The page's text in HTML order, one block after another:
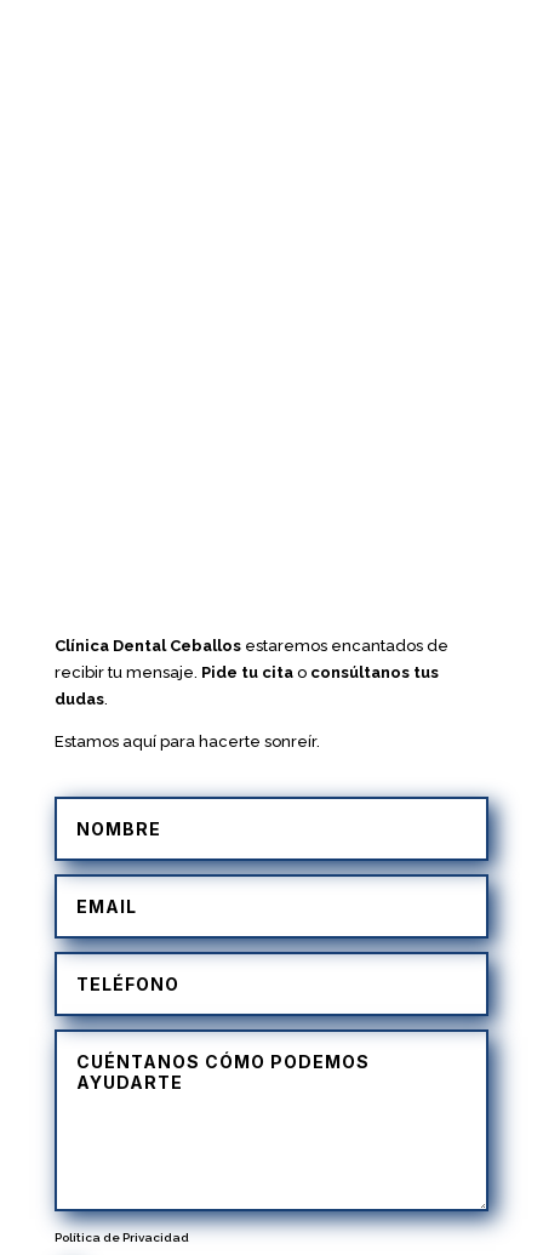
Clínica Dental Ceballosestaremos encantados de
recibir tu mensaje. Pide tu citao consúltanos tus
dudas.
Estamos aquí para hacerte sonreír.
Política de Privacidad